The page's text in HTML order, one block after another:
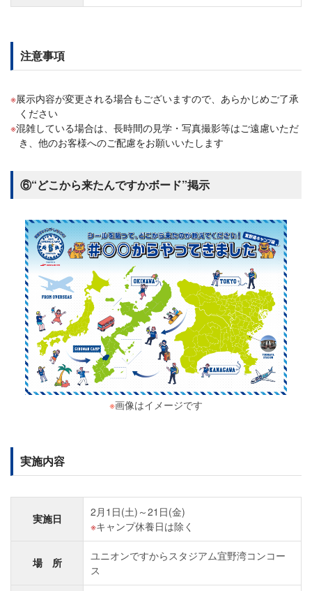
注意事項
展示内容が変更される場合もございますので、あらかじめご了承
ください
混雑している場合は、長時間の見学・写真撮影等はご遠慮いただ
き、他のお客様へのご配慮をお願いいたします
⑥“どこから来たんですかボード”掲示
※画像はイメージです
実施内容
実施日
2月1日(土)～21日(金)
キャンプ休養日は除く
場 所
ユニオンですからスタジアム宜野湾コンコー
ス